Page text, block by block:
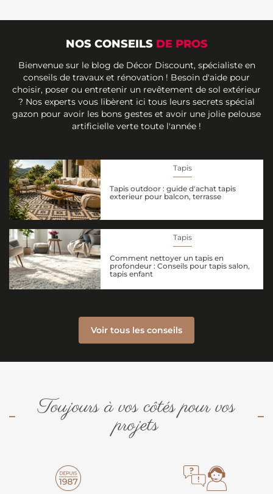
NOS CONSEILS DE PROS
Bienvenue sur le blog de Décor Discount, spécialiste en
conseils de travaux et rénovation ! Besoin d'aide pour
choisir, poser ou entretenir un revêtement de sol extérieur
? Nos experts vous libèrent ici tous leurs secrets spécial
gazon pour avoir les bons gestes et avoir une jolie pelouse
artificielle verte toute l'année !
Tapis
Tapis outdoor : guide d'achat tapis
exterieur pour balcon, terrasse
Tapis
Comment nettoyer un tapis en
profondeur : Conseils pour tapis salon,
tapis enfant
Voir tous les conseils
Toujours à vos côtés pour vos
projets